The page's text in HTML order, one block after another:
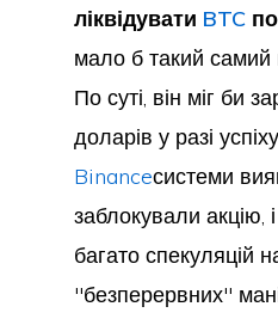
ліквідувати BTC
мало б такий самий
По суті, він міг би
доларів у разі
Binanceсистеми
заблокували акцію,
багато спекуляцій
"безперервних"